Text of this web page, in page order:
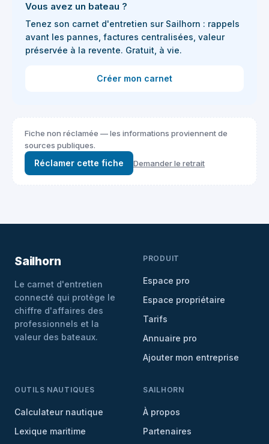
Vous avez un bateau ?
Tenez son carnet d'entretien sur Sailhorn : rappels
avant les pannes, factures centralisées, valeur
préservée à la revente. Gratuit, à vie.
Créer mon carnet
Fiche non réclamée — les informations proviennent de
sources publiques.
Réclamer cette fiche Demander le retrait
Sailhorn
Le carnet d'entretien
connecté qui protège le
chiffre d'affaires des
professionnels et la
valeur des bateaux.
PRODUIT
Espace pro
Espace propriétaire
Tarifs
Annuaire pro
Ajouter mon entreprise
OUTILS NAUTIQUES
Calculateur nautique
Lexique maritime
SAILHORN
À propos
Partenaires